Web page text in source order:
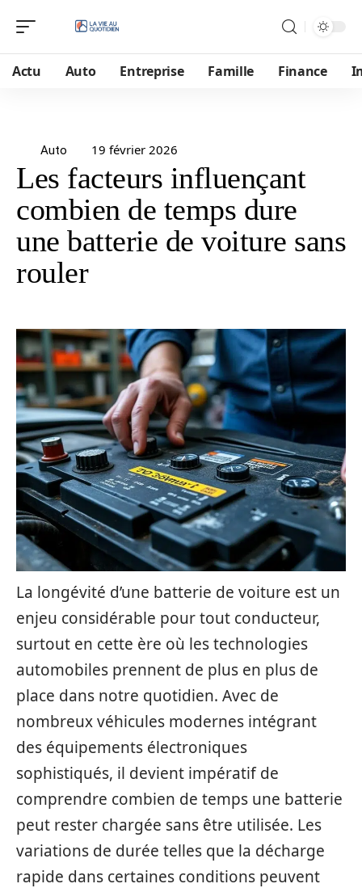
Actu Auto Entreprise Famille Finance
Auto 19 février 2026
Les facteurs influençant
combien de temps dure
une batterie de voiture sans
rouler
La longévité d’une batterie de voiture est un
enjeu considérable pour tout conducteur,
surtout en cette ère où les technologies
automobiles prennent de plus en plus de
place dans notre quotidien. Avec de
nombreux véhicules modernes intégrant
des équipements électroniques
sophistiqués, il devient impératif de
comprendre combien de temps une batterie
peut rester chargée sans être utilisée. Les
variations de durée telles que la décharge
rapide dans certaines conditions peuvent